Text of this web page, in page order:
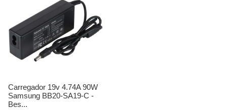
Carregador 19v 4.74A 90W
Samsung BB20-SA19-C -
Bes...